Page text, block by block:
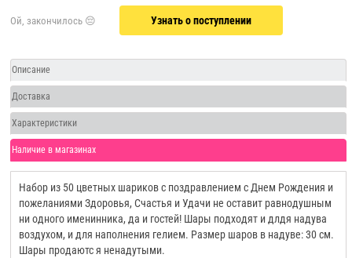
Узнать о поступлении
Описание
Доставка
Характеристики
Наличие в магазинах
Набор из 50 цветных шариков с поздравлением с Днем Рождения и
пожеланиями Здоровья, Счастья и Удачи не оставит равнодушным
ни одного именинника, да и гостей! Шары подходят и длдя надува
воздухом, и для наполнения гелием. Размер шаров в надуве: 30 см.
Шары продаютс я ненадутыми.